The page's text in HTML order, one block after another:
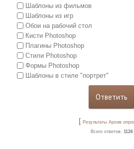
Шаблоны из фильмов
Шаблоны из игр
Обои на рабочий стол
Кисти Photoshop
Плагины Photoshop
Стили Photoshop
Формы Photoshop
Шаблоны в стиле "портрет"
[ Результаты Архив
Всего ответов: 1126